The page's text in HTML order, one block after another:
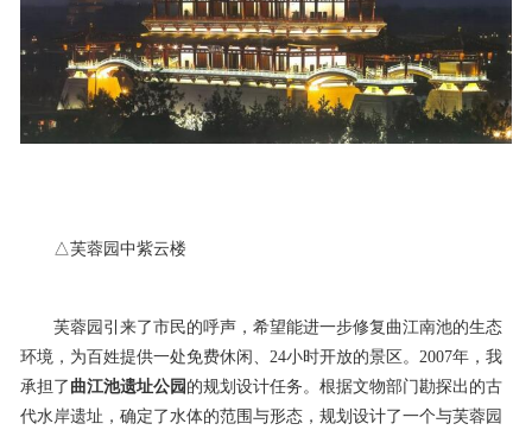
△芙蓉园中紫云楼
芙蓉园引来了市民的呼声，希望能进一步修复曲江南池的生态
环境，为百姓提供一处免费休闲、24小时开放的景区。2007年，我
承担了 曲江池遗址公园 的规划设计任务。根据文物部门勘探出的古
代水岸遗址，确定了水体的范围与形态，规划设计了一个与芙蓉园